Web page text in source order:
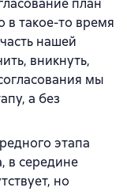
план
в такое-то время
нашей
вникнуть,
мы
а без
этапа
в середине
но